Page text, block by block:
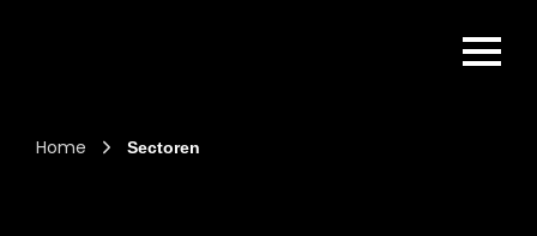
Home Sectoren